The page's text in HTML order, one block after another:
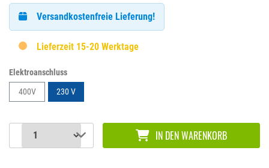
Versandkostenfreie Lieferung!
Lieferzeit 15-20 Werktage
Elektroanschluss
400V
230 V
IN DEN WARENKORB